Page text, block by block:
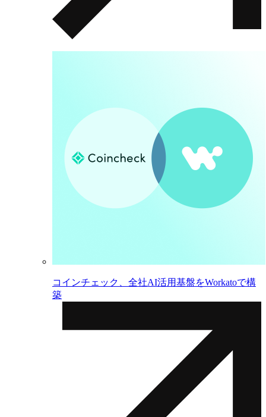
コインチェック、全社AI活用基盤をWorkatoで構
築